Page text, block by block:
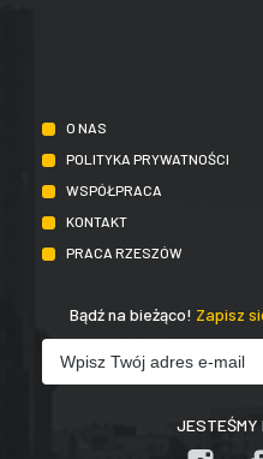
O NAS
POLITYKA PRYWATNOŚCI
WSPÓŁPRACA
KONTAKT
PRACA RZESZÓW
Bądź na bieżąco! Zapisz
JESTEŚMY